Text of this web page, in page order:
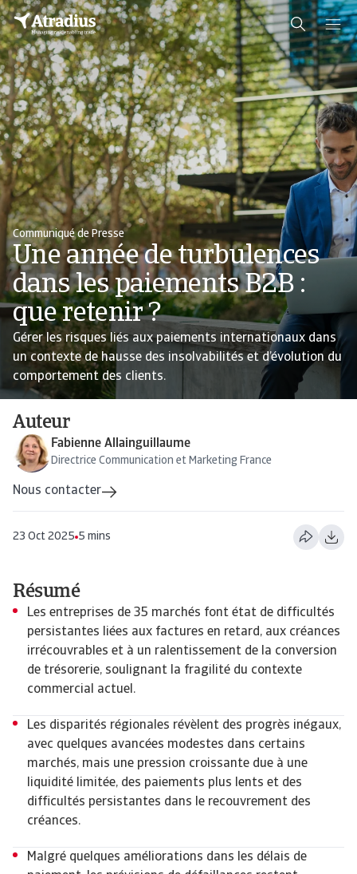
Communiqué de Presse
Une année de turbulences
dans les paiements B2B :
que retenir ?
Gérer les risques liés aux paiements internationaux dans
un contexte de hausse des insolvabilités et d’évolution du
comportement des clients.
Auteur
Fabienne Allainguillaume
Directrice Communication et Marketing France
Nous contacter
23 Oct 2025 5 mins
Résumé
Les entreprises de 35 marchés font état de difficultés
persistantes liées aux factures en retard, aux créances
irrécouvrables et à un ralentissement de la conversion
de trésorerie, soulignant la fragilité du contexte
commercial actuel.
Les disparités régionales révèlent des progrès inégaux,
avec quelques avancées modestes dans certains
marchés, mais une pression croissante due à une
liquidité limitée, des paiements plus lents et des
difficultés persistantes dans le recouvrement des
créances.
Malgré quelques améliorations dans les délais de